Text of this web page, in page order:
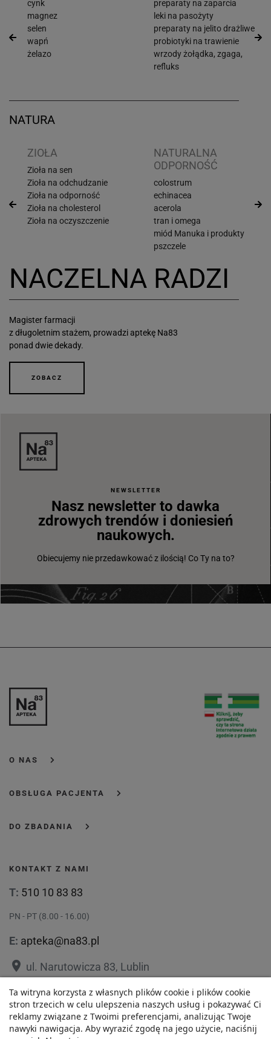
cynk
magnez
selen
wapń
żelazo
preparaty na zaparcia
leki na pasożyty
preparaty na jelito drażliwe
probiotyki na trawienie
wrzody żołądka, zgaga,
refluks
NATURA
ZIOŁA
Zioła na sen
Zioła na odchudzanie
Zioła na odporność
Zioła na cholesterol
Zioła na oczyszczenie
NATURALNA
ODPORNOŚĆ
colostrum
echinacea
acerola
tran i omega
miód Manuka i produkty
pszczele
NACZELNA RADZI
Magister farmacji
z długoletnim stażem, prowadzi aptekę Na83
ponad dwie dekady.
ZOBACZ
NEWSLETTER
Nasz newsletter to dawka
zdrowych trendów i doniesień
naukowych.
Obiecujemy nie przedawkować z ilością! Co Ty na to?
O NAS
OBSŁUGA PACJENTA
DO ZBADANIA
KONTAKT Z NAMI
T: 510 10 83 83
PN - PT (8.00 - 16.00)
E: apteka@na83.pl
place ul. Narutowicza 83, Lublin
placeul. 1 Maja 36, Lublin
Ta witryna korzysta z własnych plików cookie i plików cookie
stron trzecich w celu ulepszenia naszych usług i pokazywać Ci
reklamy związane z Twoimi preferencjami, analizując Twoje
nawyki nawigacja. Aby wyrazić zgodę na jego użycie, naciśnij